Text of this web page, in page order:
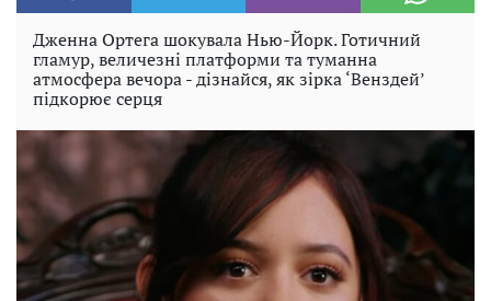
Дженна Ортега шокувала Нью-Йорк. Готичний
гламур, величезні платформи та туманна
атмосфера вечора - дізнайся, як зірка ‘Венздей’
підкорює серця